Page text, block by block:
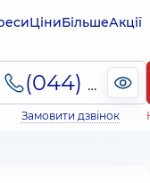
ЦіниБільшеАкції
(044) 495-2-888
Замовити дзвінок